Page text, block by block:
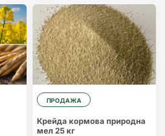
ПРОДАЖА
Крейда кормова природна
мел 25 кг